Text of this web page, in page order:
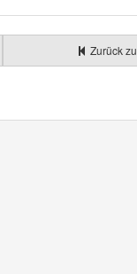
Zurück